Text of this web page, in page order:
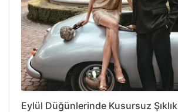
Eylül Düğünlerinde Kusursuz Şıklık